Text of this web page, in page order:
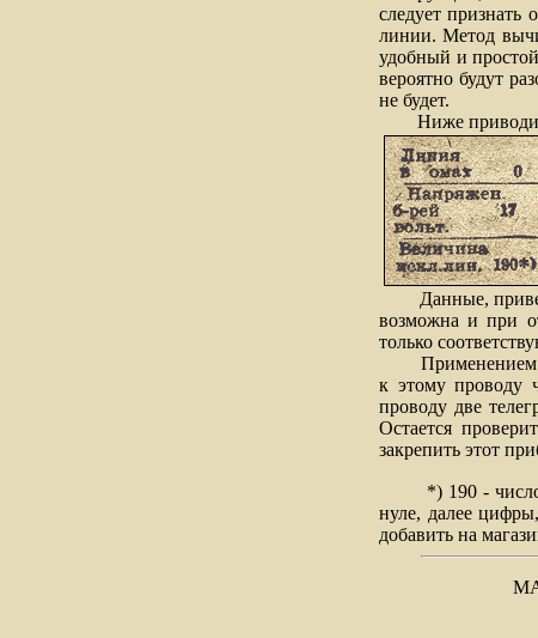
следует признать
линии. Метод
удобный и
вероятно будут
не будет.
Ниже
Данные,
возможна и при
только
Применением
к этому проводу
проводу две
Остается
закрепить этот
*) 190 -
нуле, далее
добавить на